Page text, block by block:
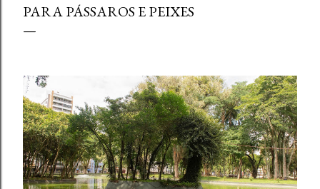
PARA PÁSSAROS E PEIXES